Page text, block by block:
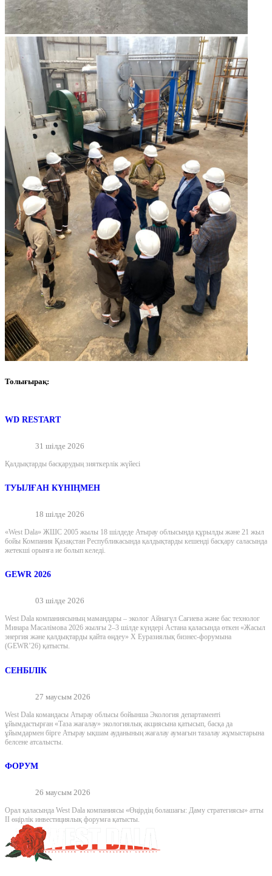
Толығырақ:
WD RESTART
31 шілде 2026
Қалдықтарды басқарудың зияткерлік жүйесі
ТУЫЛҒАН КҮНІҢМЕН
18 шілде 2026
«West Dala» ЖШС 2005 жылы 18 шілдеде Атырау облысында құрылды және 21 жыл
бойы Компания Қазақстан Республикасында қалдықтарды кешенді басқару саласында
жетекші орынға ие болып келеді.
GEWR 2026
03 шілде 2026
West Dala компаниясының мамандары – эколог Айнагүл Сағиева және бас технолог
Минара Масәлімова 2026 жылғы 2–3 шілде күндері Астана қаласында өткен «Жасыл
энергия және қалдықтарды қайта өңдеу» X Еуразиялық бизнес-форумына
(GEWR’26) қатысты.
СЕНБІЛІК
27 маусым 2026
West Dala командасы Атырау облысы бойынша Экология департаменті
ұйымдастырған «Таза жағалау» экологиялық акциясына қатысып, басқа да
ұйымдармен бірге Атырау ықшам ауданының жағалау аумағын тазалау жұмыстарына
белсене атсалысты.
ФОРУМ
26 маусым 2026
Орал қаласында West Dala компаниясы «Өңірдің болашағы: Даму стратегиясы» атты
II өңірлік инвестициялық форумға қатысты.